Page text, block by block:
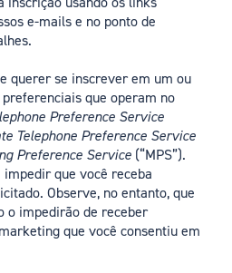
e-mails e no ponto de
querer se inscrever em um ou
que operam no
Preference Service
Telephone Preference Service
Preference Service(“MPS”).
impedir que você receba
Observe, no entanto, que
o impedirão de receber
que você consentiu em